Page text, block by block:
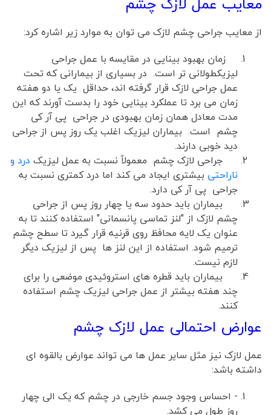
از معایب جراحی چشم لازک می توان به موارد زیر اشاره کرد:
زمان بهبود بینایی در مقایسه با عمل جراحی
لیزیکطولانی تر است. در بسیاری از بیمارانی که تحت
عمل جراحی لازک قرار گرفته اند، حداقل یک یا دو هفته
زمان می برد تا عملکرد بینایی خود را بدست آورند که این
مدت معادل همان زمان بهبودی در جراحی پی آر کی
چشم است. بیماران لیزیک اغلب یک روز پس از جراحی
دید خوبی دارند.
جراحی لازک چشم معمولاً نسبت به عمل لیزیک درد و
ناراحتی بیشتری ایجاد می کند اما درد کمتری نسبت به
جراحی پی آر کی دارد.
بیماران باید حدود سه یا چهار روز پس از جراحی
چشم لازک از "لنز تماسی پانسمانی" استفاده کنند تا به
عنوان یک لایه محافظ روی قرنیه قرار گیرد تا سطح چشم
ترمیم شود. استفاده از این لنز ها پس از لیزیک دیگر
لازم نیست.
بیماران باید قطره های استروئیدی موضعی را برای
چند هفته بیشتر از عمل جراحی لیزیک چشم استفاده
کنند.
عوارض احتمالی عمل لازک چشم
عمل لازک نیز مثل سایر عمل ها می تواند عوارض بالقوه ای
داشته باشد:
- احساس وجود جسم خارجی در چشم که یک الی چهار
روز طول می کشد.